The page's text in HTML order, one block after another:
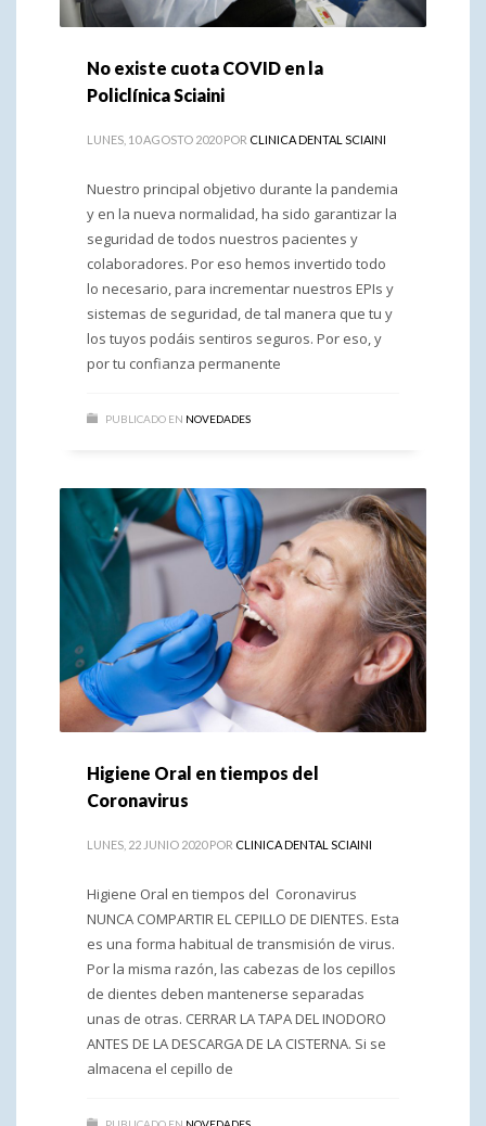
No existe cuota COVID en la
Policlínica Sciaini
LUNES, 10 AGOSTO 2020 POR CLINICA DENTAL SCIAINI
Nuestro principal objetivo durante la pandemia
y en la nueva normalidad, ha sido garantizar la
seguridad de todos nuestros pacientes y
colaboradores. Por eso hemos invertido todo
lo necesario, para incrementar nuestros EPIs y
sistemas de seguridad, de tal manera que tu y
los tuyos podáis sentiros seguros. Por eso, y
por tu confianza permanente
PUBLICADO EN NOVEDADES
Higiene Oral en tiempos del
Coronavirus
LUNES, 22 JUNIO 2020 POR CLINICA DENTAL SCIAINI
Higiene Oral en tiempos del Coronavirus
NUNCA COMPARTIR EL CEPILLO DE DIENTES. Esta
es una forma habitual de transmisión de virus.
Por la misma razón, las cabezas de los cepillos
de dientes deben mantenerse separadas
unas de otras. CERRAR LA TAPA DEL INODORO
ANTES DE LA DESCARGA DE LA CISTERNA. Si se
almacena el cepillo de